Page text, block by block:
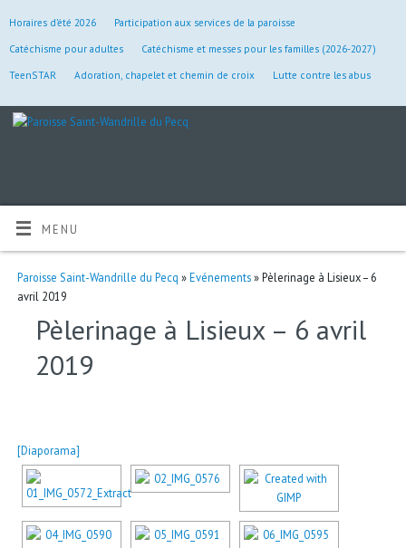
Horaires d’été 2026
Participation aux services de la paroisse
Catéchisme pour adultes
Catéchisme et messes pour les familles (2026-2027)
TeenSTAR
Adoration, chapelet et chemin de croix Lutte contre les abus
MENU
Paroisse Saint-Wandrille du Pecq »Evénements» Pèlerinage à Lisieux – 6
avril 2019
Pèlerinage à Lisieux – 6 avril
2019
[Diaporama]